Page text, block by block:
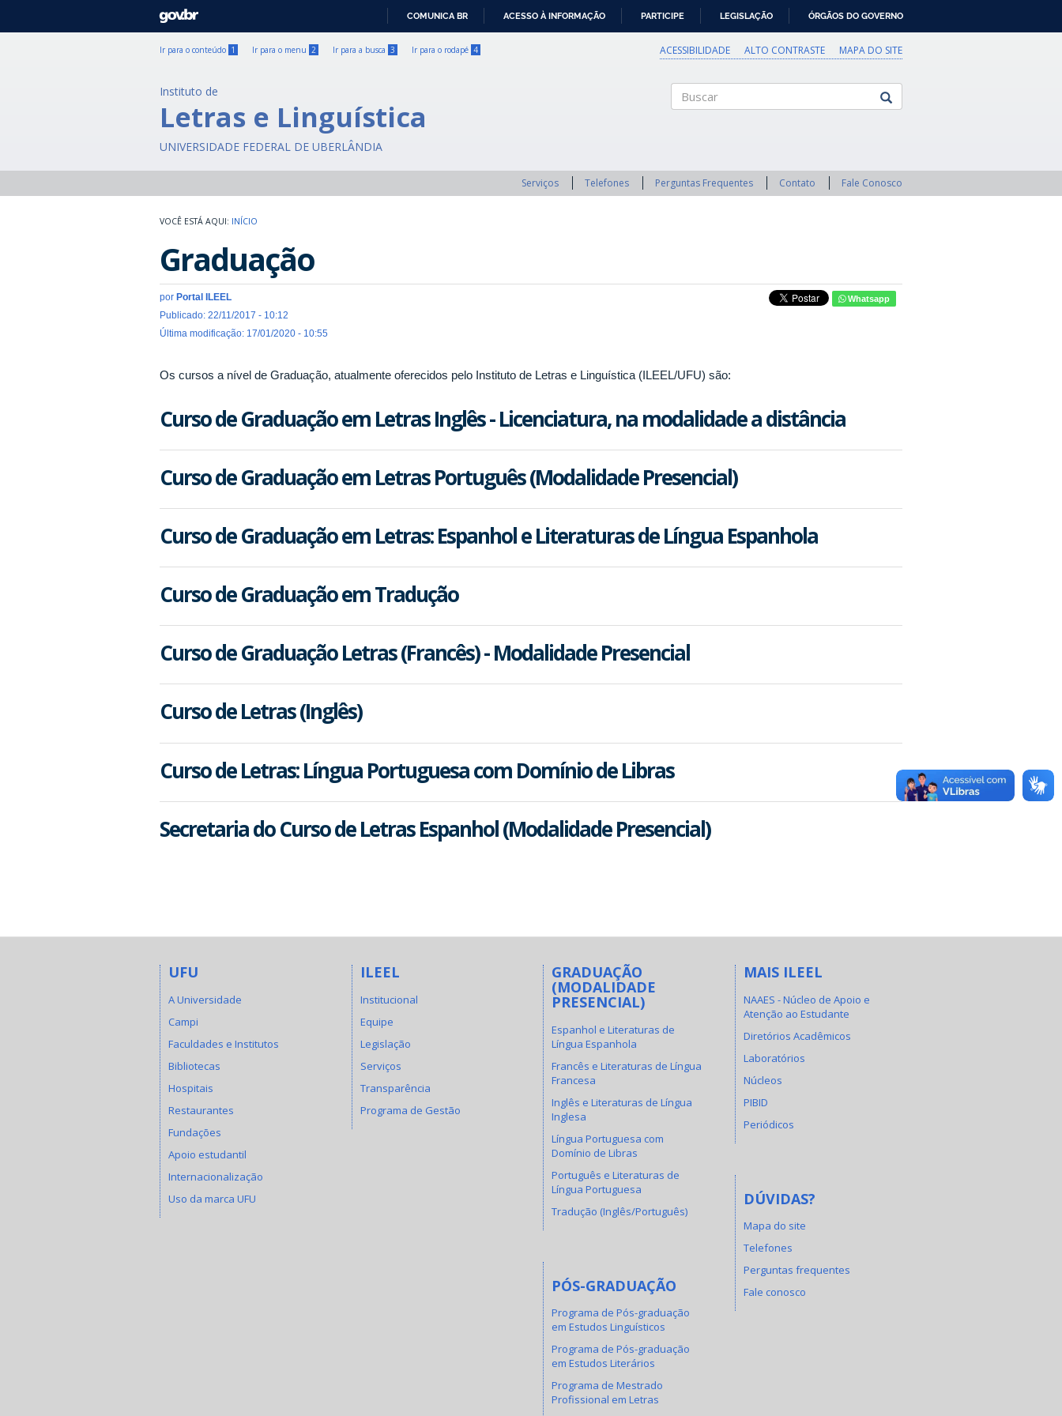
GOVBR
COMUNICA BR ACESSO À INFORMAÇÃO PARTICIPE LEGISLAÇÃO ÓRGÃOS DO GOVERNO
Ir para o conteúdo 1 Ir para o menu 2 Ir para a busca 3 Ir para o rodapé 4 ACESSIBILIDADE ALTO CONTRASTE MAPA DO SITE
Instituto de
Letras e Linguística
UNIVERSIDADE FEDERAL DE UBERLÂNDIA
Serviços Telefones Perguntas Frequentes Contato Fale Conosco
INÍCIO
Graduação
por Portal ILEEL
Publicado: 22/11/2017 - 10:12
Última modificação: 17/01/2020 - 10:55
Whatsapp
Os cursos a nível de Graduação, atualmente oferecidos pelo Instituto de Letras e Linguística (ILEEL/UFU) são:
Curso de Graduação em Letras Inglês - Licenciatura, na modalidade a distância
Curso de Graduação em Letras Português (Modalidade Presencial)
Curso de Graduação em Letras: Espanhol e Literaturas de Língua Espanhola
Curso de Graduação em Tradução
Curso de Graduação Letras (Francês) - Modalidade Presencial
Curso de Letras (Inglês)
Curso de Letras: Língua Portuguesa com Domínio de Libras
Secretaria do Curso de Letras Espanhol (Modalidade Presencial)
UFU
A Universidade
Campi
Faculdades e Institutos
Bibliotecas
Hospitais
Restaurantes
Fundações
Apoio estudantil
Internacionalização
Uso da marca UFU
ILEEL
Institucional
Equipe
Legislação
Serviços
Transparência
Programa de Gestão
GRADUAÇÃO
(MODALIDADE
PRESENCIAL)
Espanhol e Literaturas de
Língua Espanhola
Francês e Literaturas de Língua
Francesa
Inglês e Literaturas de Língua
Inglesa
Língua Portuguesa com
Domínio de Libras
Português e Literaturas de
Língua Portuguesa
Tradução (Inglês/Português)
PÓS-GRADUAÇÃO
Programa de Pós-graduação
em Estudos Linguísticos
Programa de Pós-graduação
em Estudos Literários
Programa de Mestrado
Profissional em Letras
MAIS ILEEL
NAAES - Núcleo de Apoio e
Atenção ao Estudante
Diretórios Acadêmicos
Laboratórios
Núcleos
PIBID
Periódicos
DÚVIDAS?
Mapa do site
Telefones
Perguntas frequentes
Fale conosco